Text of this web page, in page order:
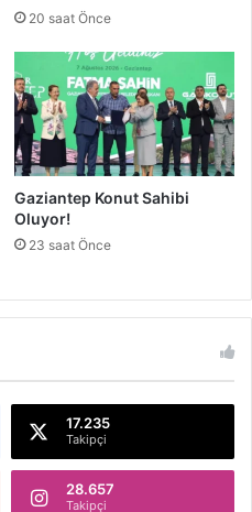
20 saat Önce
Gaziantep Konut Sahibi
Oluyor!
23 saat Önce
17.235
Takipçi
28.657
Takipçi